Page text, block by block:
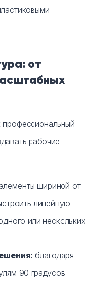
от
профессиональный
рабочие
элементы шириной от
линейную
или нескольких
благодаря
90 градусов